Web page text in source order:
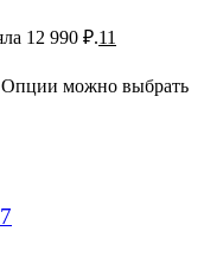
12 990 ₽.11
Опции можно выбрать